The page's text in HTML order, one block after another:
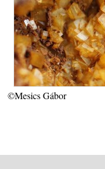
©Mesics Gábor